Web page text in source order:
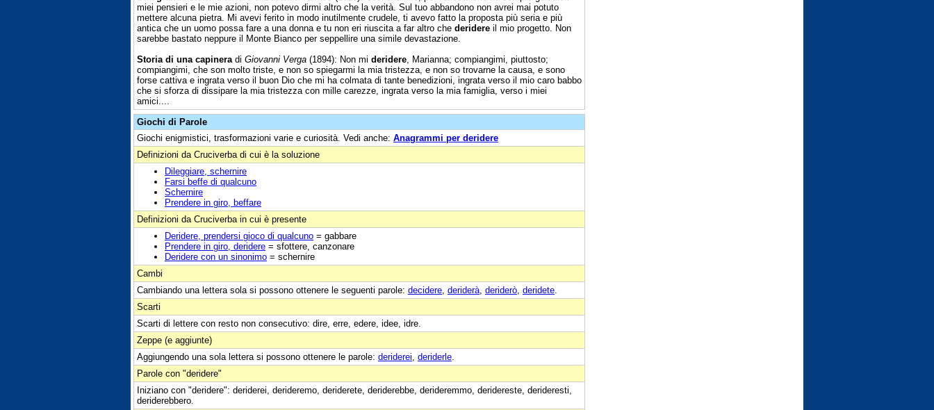
miei pensieri e le mie azioni, non potevo dirmi altro che la verità. Sul tuo abbandono non avrei mai potuto
mettere alcuna pietra. Mi avevi ferito in modo inutilmente crudele, ti avevo fatto la proposta più seria e più
antica che un uomo possa fare a una donna e tu non eri riuscita a far altro che deridere il mio progetto. Non
sarebbe bastato neppure il Monte Bianco per seppellire una simile devastazione.
Storia di una capinera di Giovanni Verga (1894): Non mi deridere , Marianna; compiangimi, piuttosto;
compiangimi, che son molto triste, e non so spiegarmi la mia tristezza, e non so trovarne la causa, e sono
forse cattiva e ingrata verso il buon Dio che mi ha colmata di tante benedizioni, ingrata verso il mio caro babbo
che si sforza di dissipare la mia tristezza con mille carezze, ingrata verso la mia famiglia, verso i miei
amici....
Giochi di Parole
Giochi enigmistici, trasformazioni varie e curiosità. Vedi anche: Anagrammi per deridere
Definizioni da Cruciverba di cui è la soluzione
Dileggiare, schernire
Farsi beffe di qualcuno
Schernire
Prendere in giro, beffare
Definizioni da Cruciverba in cui è presente
Deridere, prendersi gioco di qualcuno = gabbare
Prendere in giro, deridere = sfottere, canzonare
Deridere con un sinonimo = schernire
Cambi
Cambiando una lettera sola si possono ottenere le seguenti parole: decidere deriderà deriderò deridete
Scarti
Scarti di lettere con resto non consecutivo: dire, erre, edere, idee, idre.
Zeppe (e aggiunte)
Aggiungendo una sola lettera si possono ottenere le parole: deriderei deriderle
Parole con "deridere"
Iniziano con "deridere": deriderei, derideremo, deriderete, deriderebbe, derideremmo, deridereste, derideresti,
deriderebbero.